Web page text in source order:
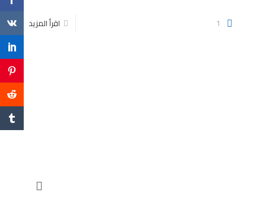
1 اقرأ المزيد